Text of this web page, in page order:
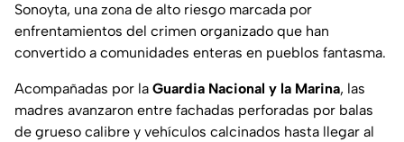
Sonoyta, una zona de alto riesgo marcada por
enfrentamientos del crimen organizado que han
convertido a comunidades enteras en pueblos fantasma.
Acompañadas por la Guardia Nacional y la Marina, las
madres avanzaron entre fachadas perforadas por balas
de grueso calibre y vehículos calcinados hasta llegar al